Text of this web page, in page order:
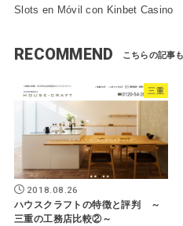
Slots en Móvil con Kinbet Casino
RECOMMEND
三重
2018.08.26
ハウスクラフトの特徴と評判 ～
三重の工務店比較②～